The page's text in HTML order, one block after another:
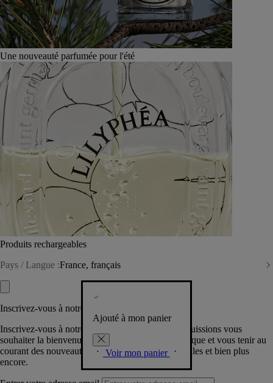
Une nouveauté parfumée pour l'été
Produits rechargeables
Pays / Langue :France, français
Ajouté à mon panier
Voir mon panier
Inscrivez-vous à notre Newsletter
Inscrivez-vous à notre newsletter pour que nous puissions vous
souhaiter la bienvenue dans la communauté Diptyque et vous tenir au
courant des nouveautés, événements, offres spéciales et bien plus
encore.